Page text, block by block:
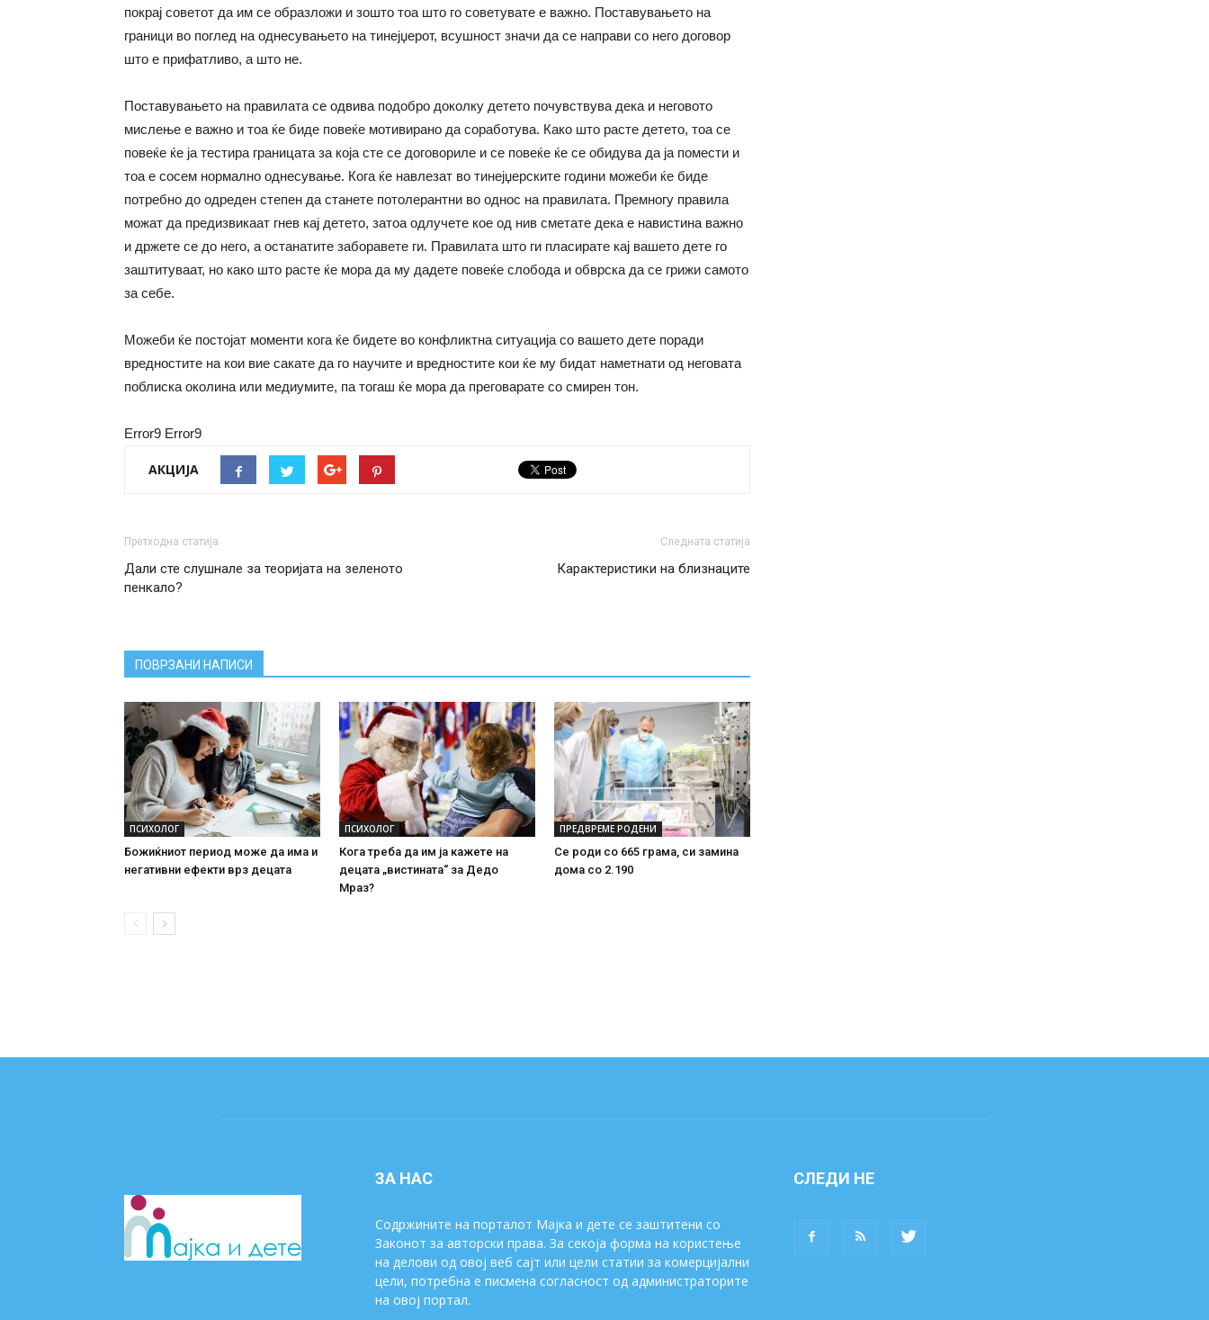
покрај советот да им се образложи и зошто тоа што го советувате е важно. Поставувањето на
граници во поглед на однесувањето на тинејџерот, всушност значи да се направи со него договор
што е прифатливо, а што не.
Поставувањето на правилата се одвива подобро доколку детето почувствува дека и неговото
мислење е важно и тоа ќе биде повеќе мотивирано да соработува. Како што расте детето, тоа се
повеќе ќе ја тестира границата за која сте се договориле и се повеќе ќе се обидува да ја помести и
тоа е сосем нормално однесување. Кога ќе навлезат во тинејџерските години можеби ќе биде
потребно до одреден степен да станете потолерантни во однос на правилата. Премногу правила
можат да предизвикаат гнев кај детето, затоа одлучете кое од нив сметате дека е навистина важно
и држете се до него, а останатите заборавете ги. Правилата што ги пласирате кај вашето дете го
заштитуваат, но како што расте ќе мора да му дадете повеќе слобода и обврска да се грижи самото
за себе.
Можеби ќе постојат моменти кога ќе бидете во конфликтна ситуација со вашето дете поради
вредностите на кои вие сакате да го научите и вредностите кои ќе му бидат наметнати од неговата
поблиска околина или медиумите, па тогаш ќе мора да преговарате со смирен тон.
Error9 Error9
АКЦИЈА
Претходна статија
Дали сте слушнале за теоријата на зеленото
пенкало?
Следната статија
Карактеристики на близнаците
ПОВРЗАНИ НАПИСИ
ПСИХОЛОГ
Божиќниот период може да има и
негативни ефекти врз децата
ПСИХОЛОГ
Кога треба да им ја кажете на
децата „вистината“ за Дедо
Мраз?
ПРЕДВРЕМЕ РОДЕНИ
Се роди со 665 грама, си замина
дома со 2.190
ЗА НАС
Содржините на порталот Мајка и дете се заштитени со
Законот за авторски права. За секоја форма на користење
на делови од овој веб сајт или цели статии за комерцијални
цели, потребна е писмена согласност од администраторите
на овој портал.
СЛЕДИ НЕ